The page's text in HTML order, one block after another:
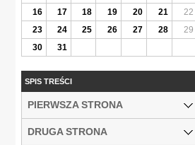
16
17 18 19 20 21
22
23
24 25 26 27 28
29
30
31
SPIS TREŚCI
PIERWSZA STRONA
DRUGA STRONA